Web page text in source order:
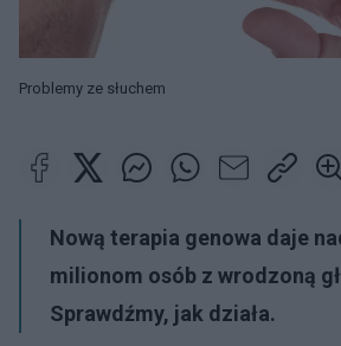
Problemy ze słuchem
Nową terapia genowa daje
milionom osób z wrodzoną
Sprawdźmy, jak działa.